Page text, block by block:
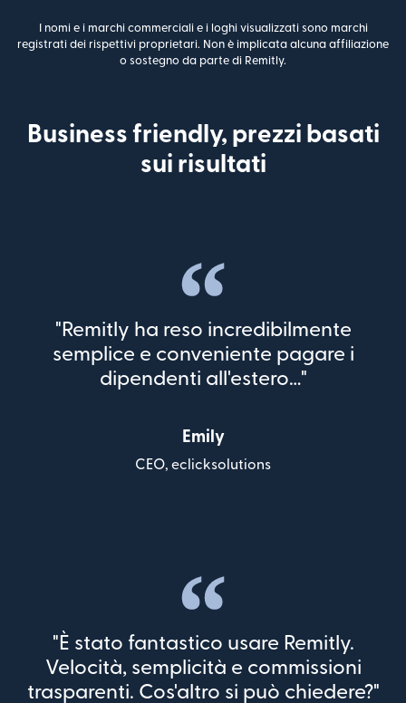
I nomi e i marchi commerciali e i loghi visualizzati sono marchi
registrati dei rispettivi proprietari. Non è implicata alcuna affiliazione
o sostegno da parte di Remitly.
Business friendly, prezzi basati
sui risultati
"Remitly ha reso incredibilmente
semplice e conveniente pagare i
dipendenti all'estero…"
Emily
CEO, eclicksolutions
"È stato fantastico usare Remitly.
Velocità, semplicità e commissioni
trasparenti. Cos'altro si può chiedere?"